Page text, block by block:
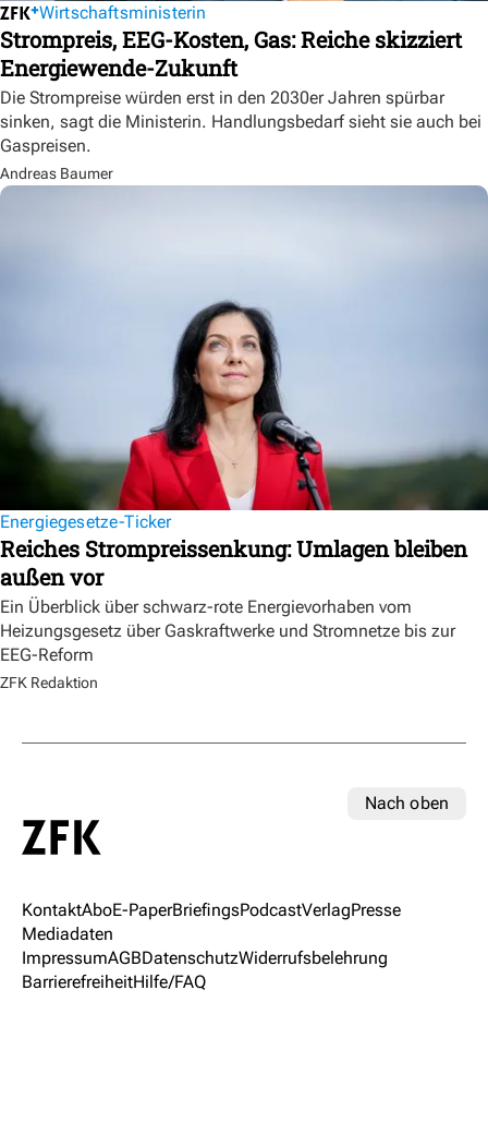
Wirtschaftsministerin
Strompreis, EEG-Kosten, Gas: Reiche skizziert
Energiewende-Zukunft
Die Strompreise würden erst in den 2030er Jahren spürbar
sinken, sagt die Ministerin. Handlungsbedarf sieht sie auch bei
Gaspreisen.
Andreas Baumer
Energiegesetze-Ticker
Reiches Strompreissenkung: Umlagen bleiben
außen vor
Ein Überblick über schwarz-rote Energievorhaben vom
Heizungsgesetz über Gaskraftwerke und Stromnetze bis zur
EEG-Reform
ZFK Redaktion
Nach oben
KontaktAboE-PaperBriefingsPodcastVerlagPresse
Mediadaten
ImpressumAGBDatenschutzWiderrufsbelehrung
BarrierefreiheitHilfe/FAQ